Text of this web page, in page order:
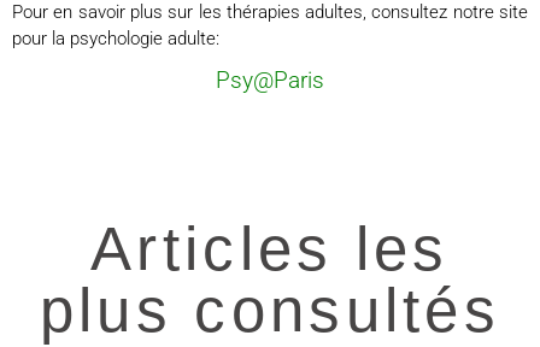
Pour en savoir plus sur les thérapies adultes, consultez notre site
pour la psychologie adulte:
Psy@Paris
Articles les
plus consultés